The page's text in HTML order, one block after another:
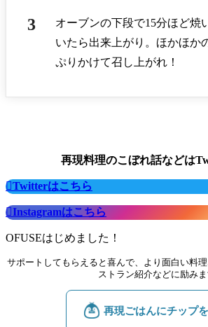
オーブンの下段で15分ほど焼
いたら出来上がり。ほかほか
ぷりかけて召し上がれ！
再現料理のこぼれ話などは
Twitterはこちら
Instagramはこちら
OFUSEはじめました！
サポートしてもらえると喜んで、より面白い料
ストラン紹介などに励み